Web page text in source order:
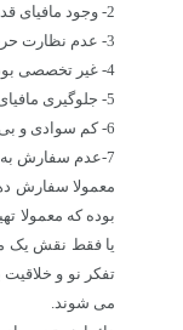
2- وجود مافیای قدرت و روابط خانوادگی و روابط به جای ضوابط
3- عدم نظارت حرفه ای مراکز نظارتی بر تبلیغات و تبلیغ فرهنگی کشور
4- غیر تخصصی بودن مراکز نظارتی و عدم انگیزه مناسب جهت پیگیری تاثیرگذار
5- جلوگیری مافیای قدرت و رابطه بازیها از ورود جوانان مستعد و خلاق دانشگاه ها و مراکز آموزش عالی
6- کم سوادی و بی سوادی فعالان فعلی و عدم انگیزه مناسب وعدم تلاش برای ارائه اثر مناسب
7-عدم سفارش به طراحان زبده و خلاق
معمولا سفارش
بوده که معمولا
یا فقط نقش یک
تفکر نو و
می شوند.